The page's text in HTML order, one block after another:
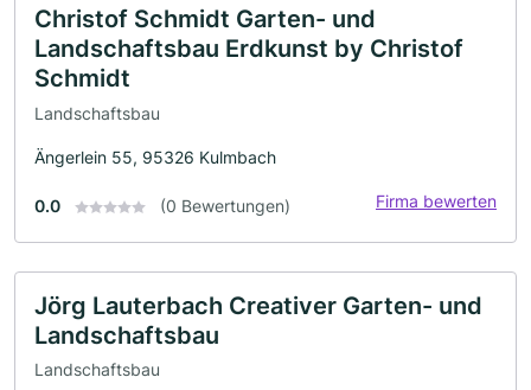
Christof Schmidt Garten- und
Landschaftsbau Erdkunst by Christof
Schmidt
Landschaftsbau
Ängerlein 55, 95326 Kulmbach
0.0 (0 Bewertungen) Firma bewerten
Jörg Lauterbach Creativer Garten- und
Landschaftsbau
Landschaftsbau